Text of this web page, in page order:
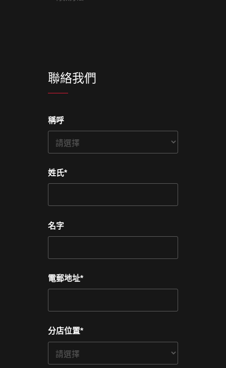
聯絡我們
稱呼
姓氏*
名字
電郵地址*
分店位置*